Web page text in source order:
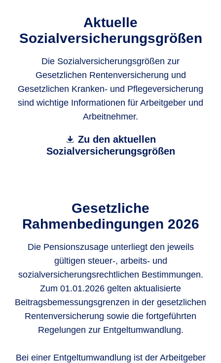
Aktuelle
Sozialversicherungsgrößen
Die Sozialversicherungsgrößen zur
Gesetzlichen Rentenversicherung und
Gesetzlichen Kranken- und Pflegeversicherung
sind wichtige Informationen für Arbeitgeber und
Arbeitnehmer.
Zu den aktuellen
Sozialversicherungsgrößen
Gesetzliche
Rahmenbedingungen 2026
Die Pensionszusage unterliegt den jeweils
gültigen steuer-, arbeits- und
sozialversicherungsrechtlichen Bestimmungen.
Zum 01.01.2026 gelten aktualisierte
Beitragsbemessungsgrenzen in der gesetzlichen
Rentenversicherung sowie die fortgeführten
Regelungen zur Entgeltumwandlung.
Bei einer Entgeltumwandlung ist der Arbeitgeber